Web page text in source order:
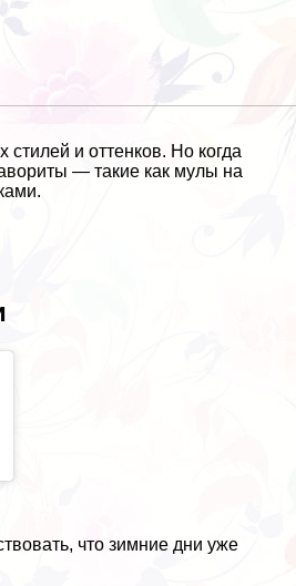
и оттенков. Но когда
— такие как мулы на
что зимние дни уже